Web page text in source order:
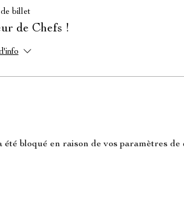
billet
de Chefs !
été bloqué en raison de vos paramètres